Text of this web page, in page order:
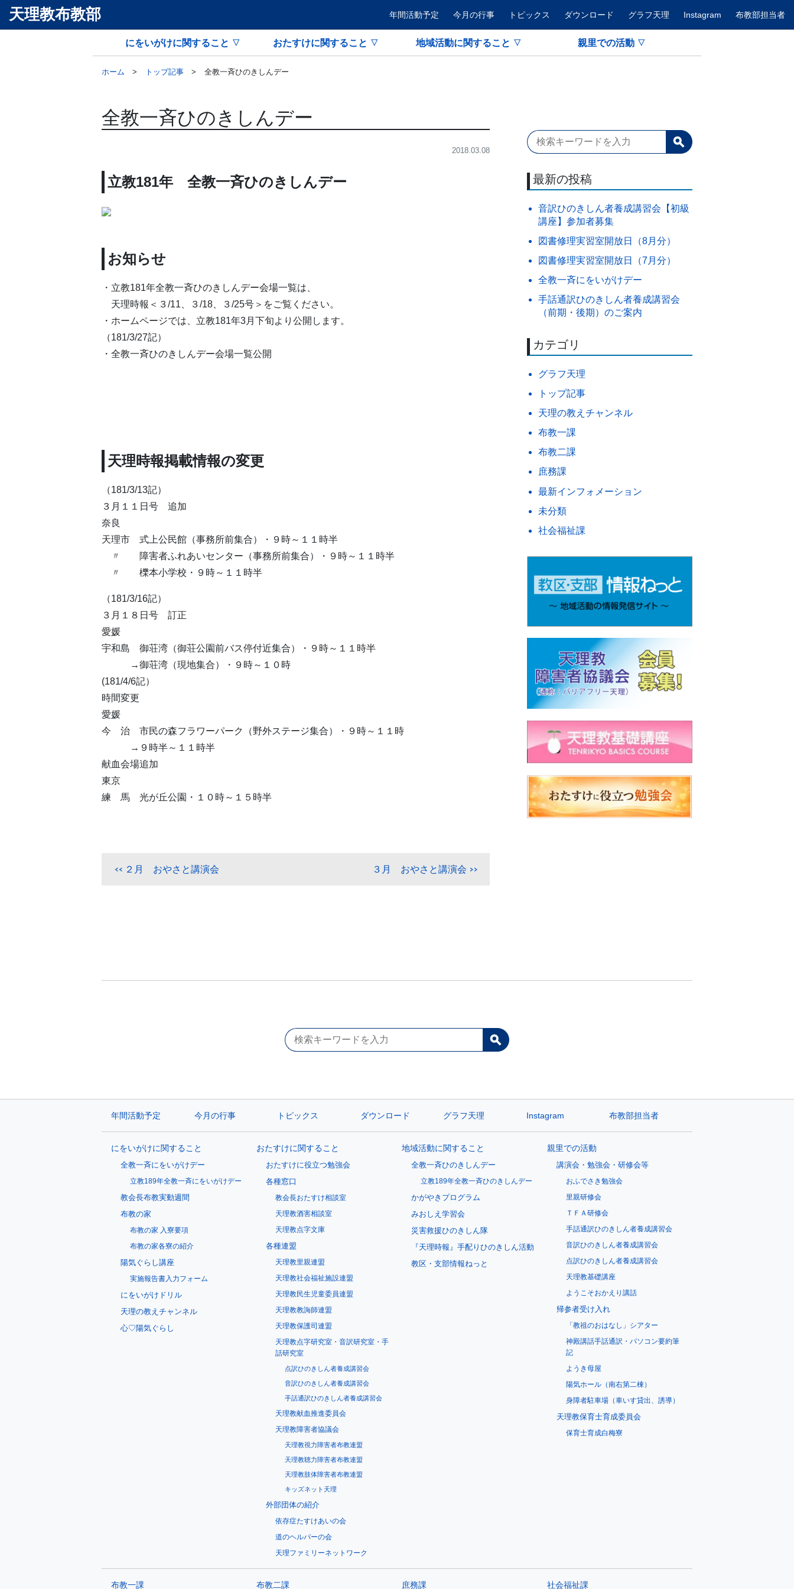
天理教布教部 年間活動予定 今月の行事 トピックス ダウンロード グラフ天理 Instagram 布教部担当者
にをいがけに関すること おたすけに関すること 地域活動に関すること 親里での活動
ホーム トップ記事 全教一斉ひのきしんデー
全教一斉ひのきしんデー
2018.03.08
立教181年 全教一斉ひのきしんデー
お知らせ
・立教181年全教一斉ひのきしんデー会場一覧は、
天理時報＜３/11、３/18、３/25号＞をご覧ください。
・ホームページでは、立教181年3月下旬より公開します。
（181/3/27記）
・全教一斉ひのきしんデー会場一覧公開
天理時報掲載情報の変更
（181/3/13記）
３月１１日号 追加
奈良
天理市 式上公民館（事務所前集合）・９時～１１時半
〃 障害者ふれあいセンター（事務所前集合）・９時～１１時半
〃 櫟本小学校・９時～１１時半
（181/3/16記）
３月１８日号 訂正
愛媛
宇和島 御荘湾（御荘公園前バス停付近集合）・９時～１１時半
→御荘湾（現地集合）・９時～１０時
(181/4/6記）
時間変更
愛媛
今 治 市民の森フラワーパーク（野外ステージ集合）・９時～１１時
→９時半～１１時半
献血会場追加
東京
練 馬 光が丘公園・１０時～１５時半
２月 おやさと講演会 ３月 おやさと講演会
最新の投稿
音訳ひのきしん者養成講習会【初級
講座】参加者募集
図書修理実習室開放日（8月分）
図書修理実習室開放日（7月分）
全教一斉にをいがけデー
手話通訳ひのきしん者養成講習会
（前期・後期）のご案内
カテゴリ
グラフ天理
トップ記事
天理の教えチャンネル
布教一課
布教二課
庶務課
最新インフォメーション
未分類
社会福祉課
年間活動予定 今月の行事 トピックス ダウンロード グラフ天理 Instagram 布教部担当者
にをいがけに関すること
全教一斉にをいがけデー
立教189年全教一斉にをいがけデー
教会長布教実動週間
布教の家
布教の家 入寮要項
布教の家各寮の紹介
陽気ぐらし講座
実施報告書入力フォーム
にをいがけドリル
天理の教えチャンネル
心♡陽気ぐらし
おたすけに関すること
おたすけに役立つ勉強会
各種窓口
教会長おたすけ相談室
天理教酒害相談室
天理教点字文庫
各種連盟
天理教里親連盟
天理教社会福祉施設連盟
天理教民生児童委員連盟
天理教教誨師連盟
天理教保護司連盟
天理教点字研究室・音訳研究室・手
話研究室
点訳ひのきしん者養成講習会
音訳ひのきしん者養成講習会
手話通訳ひのきしん者養成講習会
天理教献血推進委員会
天理教障害者協議会
天理教視力障害者布教連盟
天理教聴力障害者布教連盟
天理教肢体障害者布教連盟
キッズネット天理
外部団体の紹介
依存症たすけあいの会
道のヘルパーの会
天理ファミリーネットワーク
地域活動に関すること
全教一斉ひのきしんデー
立教189年全教一斉ひのきしんデー
かがやきプログラム
みおしえ学習会
災害救援ひのきしん隊
『天理時報』手配りひのきしん活動
教区・支部情報ねっと
親里での活動
講演会・勉強会・研修会等
おふでさき勉強会
里親研修会
ＴＦＡ研修会
手話通訳ひのきしん者養成講習会
音訳ひのきしん者養成講習会
点訳ひのきしん者養成講習会
天理教基礎講座
ようこそおかえり講話
帰参者受け入れ
「教祖のおはなし」シアター
神殿講話手話通訳・パソコン要約筆
記
ようき母屋
陽気ホール（南右第二棟）
身障者駐車場（車いす貸出、誘導）
天理教保育士育成委員会
保育士育成白梅寮
布教一課 布教二課 庶務課 社会福祉課